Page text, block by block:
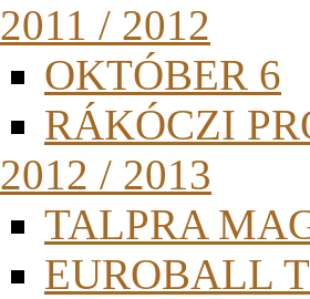
2011 / 2012
OKTÓBER 6
RÁKÓCZI
2012 / 2013
TALPRA
EUROBALL